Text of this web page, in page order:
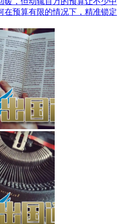
在预算有限的情况下，精准锁定